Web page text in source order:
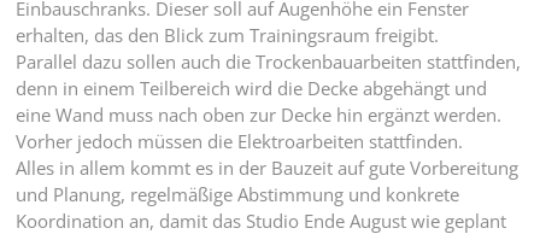
Einbauschranks. Dieser soll auf Augenhöhe ein Fenster
erhalten, das den Blick zum Trainingsraum freigibt.
Parallel dazu sollen auch die Trockenbauarbeiten stattfinden,
denn in einem Teilbereich wird die Decke abgehängt und
eine Wand muss nach oben zur Decke hin ergänzt werden.
Vorher jedoch müssen die Elektroarbeiten stattfinden.
Alles in allem kommt es in der Bauzeit auf gute Vorbereitung
und Planung, regelmäßige Abstimmung und konkrete
Koordination an, damit das Studio Ende August wie geplant